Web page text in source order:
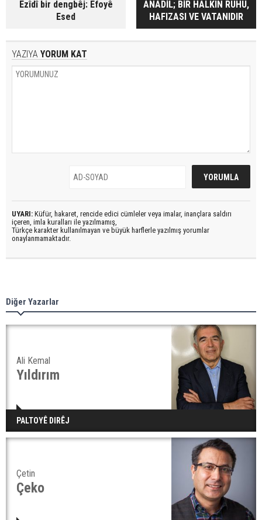
Êzîdî bir dengbêj: Efoyê
Esed
ANADİL; BİR HALKIN RUHU,
HAFIZASI VE VATANIDIR
YAZIYA YORUM KAT
UYARI: Küfür, hakaret, rencide edici cümleler veya imalar, inançlara saldırı
içeren, imla kuralları ile yazılmamış,
Türkçe karakter kullanılmayan ve büyük harflerle yazılmış yorumlar
onaylanmamaktadır.
Diğer Yazarlar
Ali Kemal
Yıldırım
PALTOYÊ DIRÊJ
Çetin
Çeko